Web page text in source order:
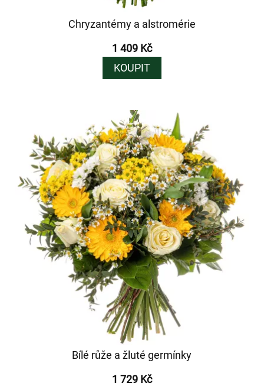
Chryzantémy a alstromérie
1 409 Kč
KOUPIT
Bílé růže a žluté germínky
1 729 Kč